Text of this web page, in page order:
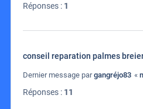
Réponses : 1
conseil reparation palmes
Dernier message pargangréjo83 «
Réponses : 11